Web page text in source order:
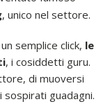
, unico nel settore.
semplice click, le
, i cosiddetti guru.
di muoversi
sospirati guadagni.